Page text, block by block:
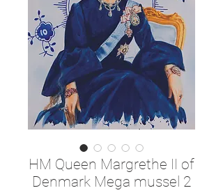
HM Queen Margrethe II of
Denmark Mega mussel 2